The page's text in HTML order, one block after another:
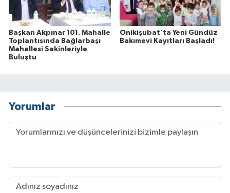
Başkan Akpınar 101. Mahalle
Toplantısında Bağlarbaşı
Mahallesi Sakinleriyle
Buluştu
Onikişubat'ta Yeni Gündüz
Bakımevi Kayıtları Başladı!
Yorumlar